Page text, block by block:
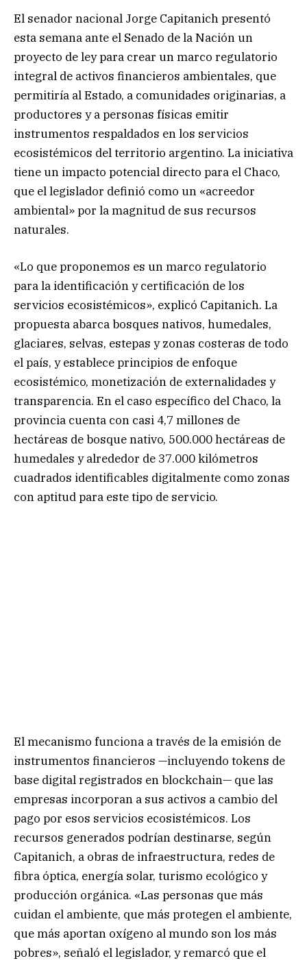
El senador nacional Jorge Capitanich presentó
esta semana ante el Senado de la Nación un
proyecto de ley para crear un marco regulatorio
integral de activos financieros ambientales, que
permitiría al Estado, a comunidades originarias, a
productores y a personas físicas emitir
instrumentos respaldados en los servicios
ecosistémicos del territorio argentino. La iniciativa
tiene un impacto potencial directo para el Chaco,
que el legislador definió como un «acreedor
ambiental» por la magnitud de sus recursos
naturales.
«Lo que proponemos es un marco regulatorio
para la identificación y certificación de los
servicios ecosistémicos», explicó Capitanich. La
propuesta abarca bosques nativos, humedales,
glaciares, selvas, estepas y zonas costeras de todo
el país, y establece principios de enfoque
ecosistémico, monetización de externalidades y
transparencia. En el caso específico del Chaco, la
provincia cuenta con casi 4,7 millones de
hectáreas de bosque nativo, 500.000 hectáreas de
humedales y alrededor de 37.000 kilómetros
cuadrados identificables digitalmente como zonas
con aptitud para este tipo de servicio.
El mecanismo funciona a través de la emisión de
instrumentos financieros —incluyendo tokens de
base digital registrados en blockchain— que las
empresas incorporan a sus activos a cambio del
pago por esos servicios ecosistémicos. Los
recursos generados podrían destinarse, según
Capitanich, a obras de infraestructura, redes de
fibra óptica, energía solar, turismo ecológico y
producción orgánica. «Las personas que más
cuidan el ambiente, que más protegen el ambiente,
que más aportan oxígeno al mundo son los más
pobres», señaló el legislador, y remarcó que el